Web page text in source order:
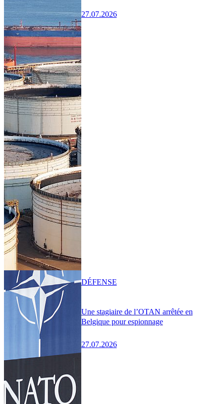
27.07.2026
Une stagiaire de l’OTAN arrêtée en
Belgique pour espionnage
27.07.2026
DÉFENSE